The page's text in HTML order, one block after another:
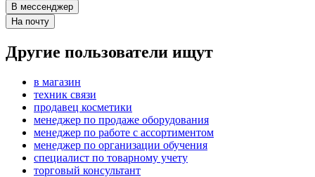
В мессенджер
На почту
Другие пользователи ищут
в магазин
техник связи
продавец косметики
менеджер по продаже оборудования
менеджер по работе с ассортиментом
менеджер по организации обучения
специалист по товарному учету
торговый консультант